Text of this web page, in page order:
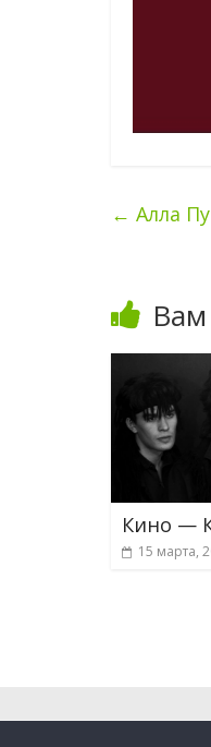
← Алла
Кино —
15 марта,